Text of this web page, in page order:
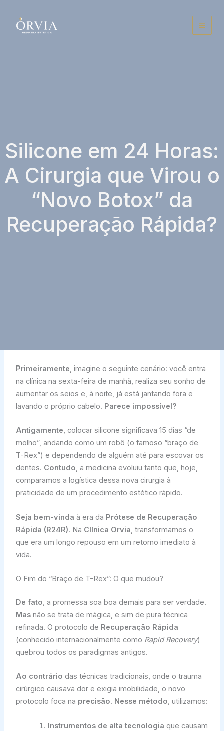
Silicone em 24 Horas:
A Cirurgia que Virou o
“Novo Botox” da
Recuperação Rápida?
Primeiramente, imagine o seguinte cenário: você entra
na clínica na sexta-feira de manhã, realiza seu sonho de
aumentar os seios e, à noite, já está jantando fora e
lavando o próprio cabelo. Parece impossível?
Antigamente, colocar silicone significava 15 dias “de
molho”, andando como um robô (o famoso “braço de
T-Rex”) e dependendo de alguém até para escovar os
dentes. Contudo, a medicina evoluiu tanto que, hoje,
comparamos a logística dessa nova cirurgia à
praticidade de um procedimento estético rápido.
Seja bem-vinda à era da Prótese de Recuperação
Rápida (R24R). Na Clínica Orvia, transformamos o
que era um longo repouso em um retorno imediato à
vida.
O Fim do “Braço de T-Rex”: O que mudou?
De fato, a promessa soa boa demais para ser verdade.
Masnão se trata de mágica, e sim de pura técnica
refinada. O protocolo de Recuperação Rápida
(conhecido internacionalmente como Rapid Recovery)
quebrou todos os paradigmas antigos.
Ao contrário das técnicas tradicionais, onde o trauma
cirúrgico causava dor e exigia imobilidade, o novo
protocolo foca na precisão. Nesse método, utilizamos:
Instrumentos de alta tecnologia que causam